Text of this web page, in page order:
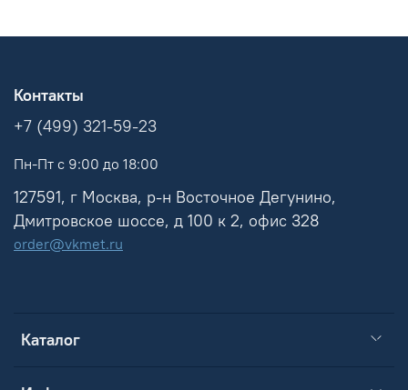
Каталог
Контакты
+7 (499) 321-59-23
Пн-Пт с 9:00 до 18:00
127591, г Москва, р-н Восточное Дегунино,
Дмитровское шоссе, д 100 к 2, офис 328
order@vkmet.ru